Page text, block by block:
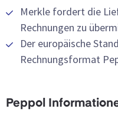
Merkle fordert die
Rechnungen zu
Der europäische
Rechnungsformat
Peppol